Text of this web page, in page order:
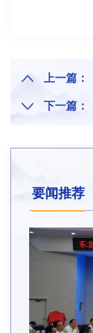
上一篇：
下一篇：
要闻推荐